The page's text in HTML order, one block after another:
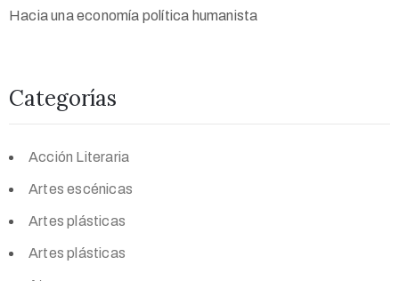
Hacia una economía política humanista
Categorías
Acción Literaria
Artes escénicas
Artes plásticas
Artes plásticas